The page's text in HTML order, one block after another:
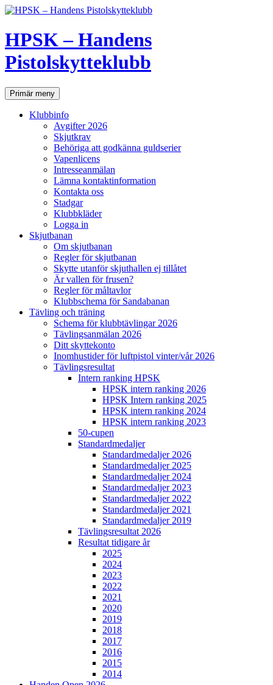
Hoppa
innehåll
HPSK – Handens
Pistolskytteklubb
SökPrimär meny
Klubbinfo
Avgifter 2026
Skjutkrav
Behöriga att godkänna guldserier
Vapenlicens
Intresseanmälan
Lämna kontaktinformation
Kontakta oss
Stadgar
Klubbkläder
Logga in
Skjutbanan
Om skjutbanan
Regler för skjutbanan
Skytte utanför skjuthallen ej tillåtet
Är vallen för frusen?
Regler för måltavlor
Klubbschema för Sandabanan
Tävling och träning
Schema för klubbtävlingar 2026
Tävlingsanmälan 2026
Ditt skyttekonto
Inomhustider för luftpistol vinter/vår 2026
Tävlingsresultat
Intern ranking HPSK
HPSK intern ranking 2026
HPSK Intern ranking 2025
HPSK intern ranking 2024
HPSK intern ranking 2023
50-cupen
Standardmedaljer
Standardmedaljer 2026
Standardmedaljer 2025
Standardmedaljer 2024
Standardmedaljer 2023
Standardmedaljer 2022
Standardmedaljer 2021
Standardmedaljer 2019
Tävlingsresultat 2026
Resultat tidigare år
2025
2024
2023
2022
2021
2020
2019
2018
2017
2016
2015
2014